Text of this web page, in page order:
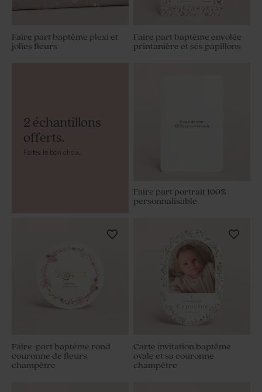
2 échantillons
offerts.
Faites le bon choix.
Faire part portrait 100%
personnalisable
Faire part baptême plexi et
jolies fleurs
Faire part baptême envolée
printanière et ses papillons
Faire-part baptême rond
couronne de fleurs
champêtre
Carte invitation baptême
ovale et sa couronne
champêtre